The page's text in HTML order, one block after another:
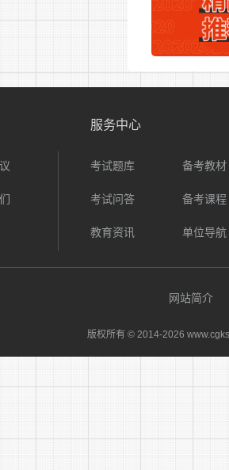
急诊医学
病理科
药学部
临床营养
服务中心
考试题库 备考教材
考试问答 备考课程
教育资讯 单位导航
网站简介
版权所有 © 2014-2026